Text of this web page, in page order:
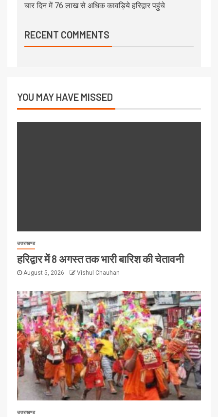
चार दिन में 76 लाख से अधिक कावड़िये हरिद्वार पहुंचे
RECENT COMMENTS
YOU MAY HAVE MISSED
उत्तराखण्ड
हरिद्वार में 8 अगस्त तक भारी बारिश की चेतावनी
August 5, 2026 Vishul Chauhan
उत्तराखण्ड